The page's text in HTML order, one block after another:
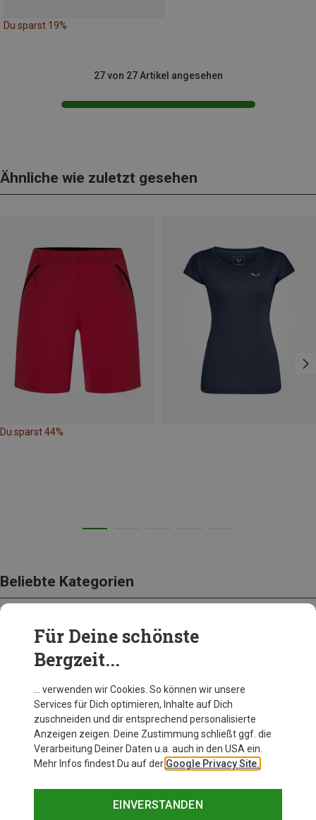
Du sparst 19%
27 von 27 Artikel angesehen
Ähnliche wie zuletzt gesehen
Du sparst 44%
Beliebte Kategorien
BEKLEIDUNG
Für Deine schönste
Bergzeit...
… verwenden wir Cookies. So können wir unsere
Services für Dich optimieren, Inhalte auf Dich
zuschneiden und dir entsprechend personalisierte
Anzeigen zeigen. Deine Zustimmung schließt ggf. die
Verarbeitung Deiner Daten u.a. auch in den USA ein.
Mehr Infos findest Du auf der Google Privacy Site.
EINVERSTANDEN